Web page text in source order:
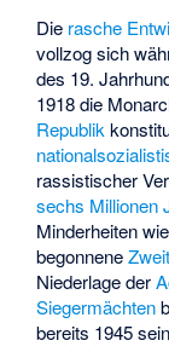
Die rasche
vollzog sich
des 19.
1918 die
Republik
rassistischer
sechs Millionen
Minderheiten
begonnene
Niederlage der
Siegermächten
bereits 1945